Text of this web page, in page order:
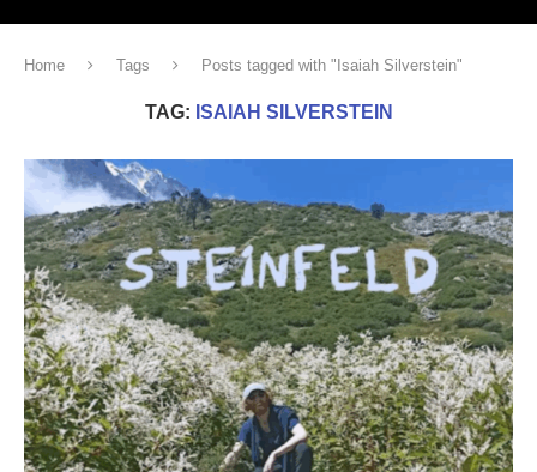
Home Tags Posts tagged with "Isaiah Silverstein"
TAG: ISAIAH SILVERSTEIN